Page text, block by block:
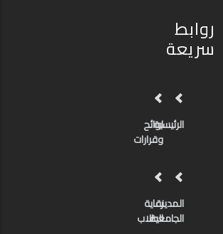
روابط
سريعة
الرئيسيةلوائح
وقرارات
المدينة
الجامعية
رعاية
الطلاب